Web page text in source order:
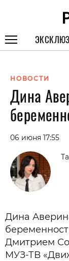
НОВОСТИ
Дина
06 июня 17:55
Дина
Дмитрием
МУЗ-ТВ